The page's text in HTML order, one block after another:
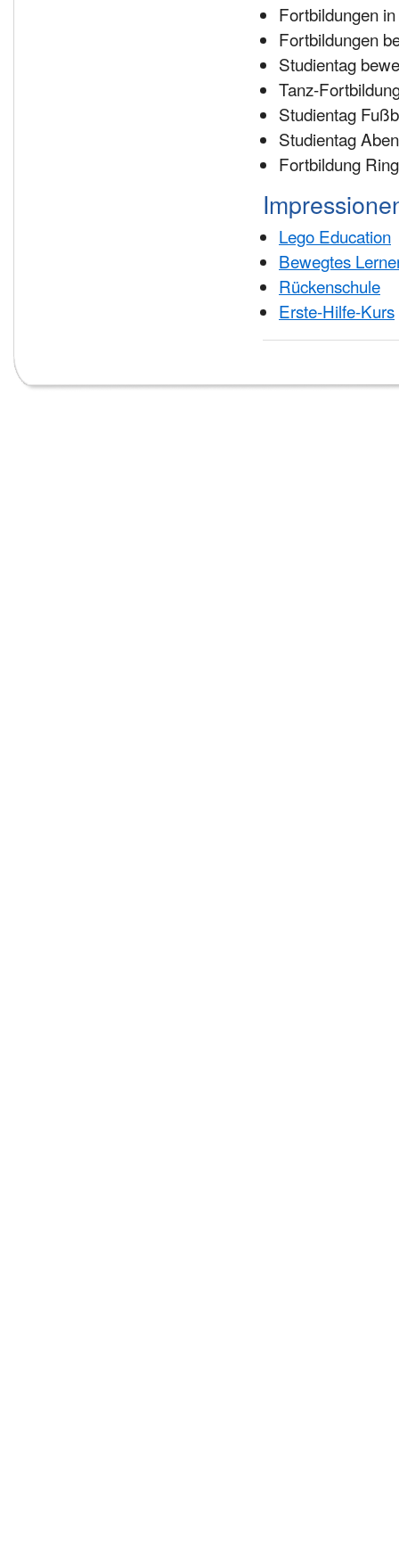
Fortbildungen
Fortbildungen
Studientag
Tanz-
Studientag
Studientag
Fortbildung
Lego Education
Bewegtes
Rückenschule
Erste-Hilfe-Kurs